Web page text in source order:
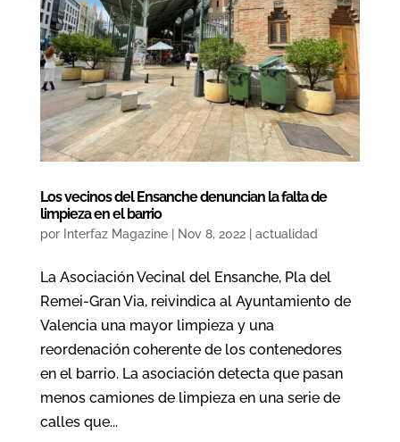
Los vecinos del Ensanche denuncian la falta de
limpieza en el barrio
por Interfaz Magazine| Nov 8, 2022| actualidad
La Asociación Vecinal del Ensanche, Pla del
Remei-Gran Via, reivindica al Ayuntamiento de
Valencia una mayor limpieza y una
reordenación coherente de los contenedores
en el barrio. La asociación detecta que pasan
menos camiones de limpieza en una serie de
calles que...